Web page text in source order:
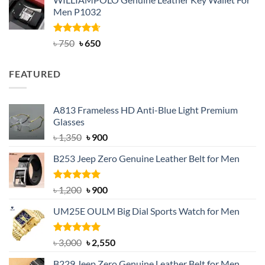
was:
৳ 950.
is:
৳ 699.
Men P1032
Rated4.63
৳750 Original
৳650Current
FEATURED
A813 Frameless HD Anti-Blue Light Premium
Glasses
৳1,350 Original
was:
৳ 1,350.
৳900Current
is:
B253 Jeep Zero Genuine Leather Belt for Men
Rated5.00
out of 5
৳1,200 Original
was:
৳ 1,200.
৳900Current
is:
UM25E OULM Big Dial Sports Watch for Men
Rated5.00
out of 5
৳3,000 Original
৳2,550Current